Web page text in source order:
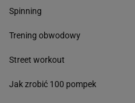
Spinning
Trening obwodowy
Street workout
Jak zrobić 100 pompek